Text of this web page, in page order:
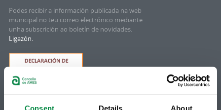
Consent Details About
Podes recibir a información publicada na web
municipal no teu correo electrónico mediante
unha subscrición ao boletín de novidades.
Ligazón.